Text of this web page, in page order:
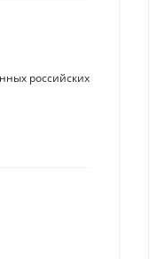
российских